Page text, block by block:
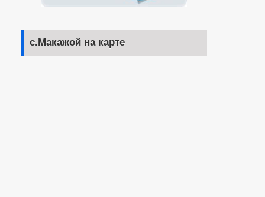
с.Макажой на карте